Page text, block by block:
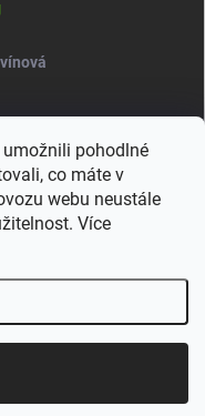
pohodlné
co máte v
webu neustále
Více
Upravit nastavení